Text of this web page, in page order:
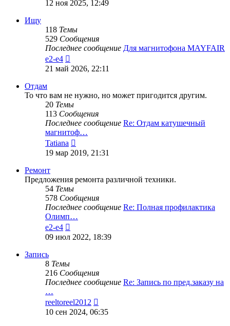
12 ноя 2025, 12:49
Ищу
118 Темы
529 Сообщения
Последнее сообщение Для магнитофона MAYFAIR
e2-e4
к
последнему
21 май 2026, 22:11
Отдам
То что вам не нужно, но может пригодится другим.
20 Темы
113 Сообщения
Последнее сообщение Re: Отдам катушечный
магнитоф…
Tatiana
к
последнему
19 мар 2019, 21:31
Ремонт
Предложения ремонта различной техники.
54 Темы
578 Сообщения
Последнее сообщение Re: Полная профилактика
Олимп…
e2-e4
к
последнему
09 июл 2022, 18:39
Запись
8 Темы
216 Сообщения
Последнее сообщение Re: Запись по пред.заказу на
…
reeltoreel2012
к
10 сен 2024, 06:35